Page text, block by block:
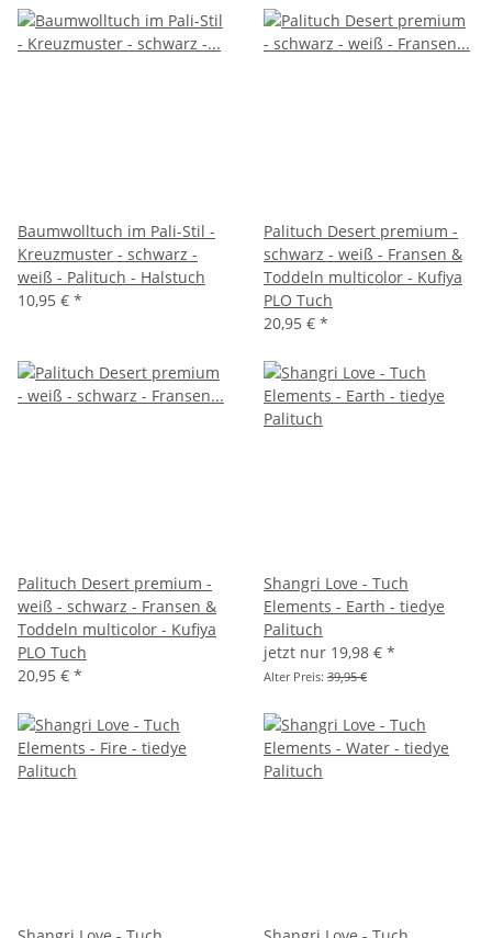
Baumwolltuch im Pali-Stil -
Kreuzmuster - schwarz -
weiß - Palituch - Halstuch
10,95 € *
Palituch Desert premium -
schwarz - weiß - Fransen &
Toddeln multicolor - Kufiya
PLO Tuch
20,95 € *
Palituch Desert premium -
weiß - schwarz - Fransen &
Toddeln multicolor - Kufiya
PLO Tuch
20,95 € *
Shangri Love - Tuch
Elements - Earth - tiedye
Palituch
jetzt nur 19,98 € *
Alter Preis: 39,95 €